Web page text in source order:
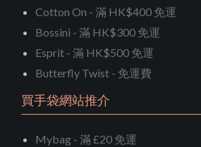
Cotton On - 滿 HK$400 免運
Bossini - 滿 HK$300 免運
Esprit - 滿 HK$500 免運
Butterfly Twist - 免運費
買手袋網站推介
Mybag - 滿 £20 免運